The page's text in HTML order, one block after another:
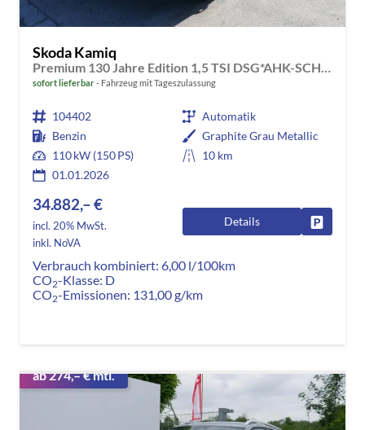
Skoda Kamiq
sofort lieferbar Fahrzeug mit Tageszulassung
104402
Automatik
Benzin
Graphite Grau Metallic
110 kW (150 PS)
10 km
01.01.2026
34.882,– €
incl. 20% MwSt.
inkl. NoVA
Details
Verbrauch kombiniert: 6,00 l/100km
CO2-Klasse: D
CO2-Emissionen: 131,00 g/km
ab 274,– € mtl.